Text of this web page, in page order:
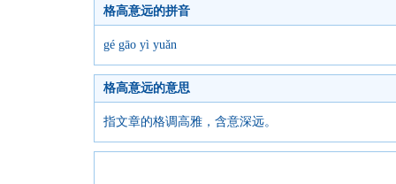
格高意远的拼音
gé gāo yì yuǎn
格高意远的意思
指文章的格调高雅，含意深远。